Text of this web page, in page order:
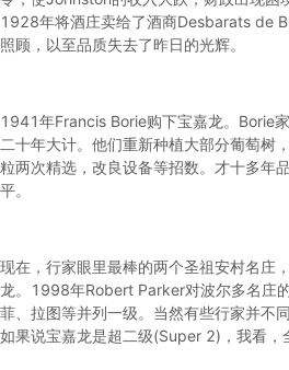
1928年将酒庄卖给了酒商Desbarats de
照顾，以至品质失去了昨日的光辉。
1941年Francis Borie购下宝嘉龙。Borie
二十年大计。他们重新种植大部分葡萄树
粒两次精选，改良设备等招数。才十多年
平。
现在，行家眼里最棒的两个圣祖安村名庄
龙。1998年Robert Parker对波尔多名庄
菲、拉图等并列一级。当然有些行家并不
如果说宝嘉龙是超二级(Super 2)，我看，